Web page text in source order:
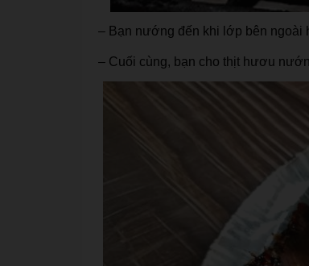
– Bạn nướng đến khi lớp bên ngoài
– Cuối cùng, bạn cho thịt hươu